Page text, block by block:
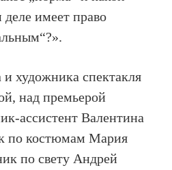
имеет право
художника спектакля
над премьерой
ассистент Валентина
по костюмам Мария
по свету Андрей